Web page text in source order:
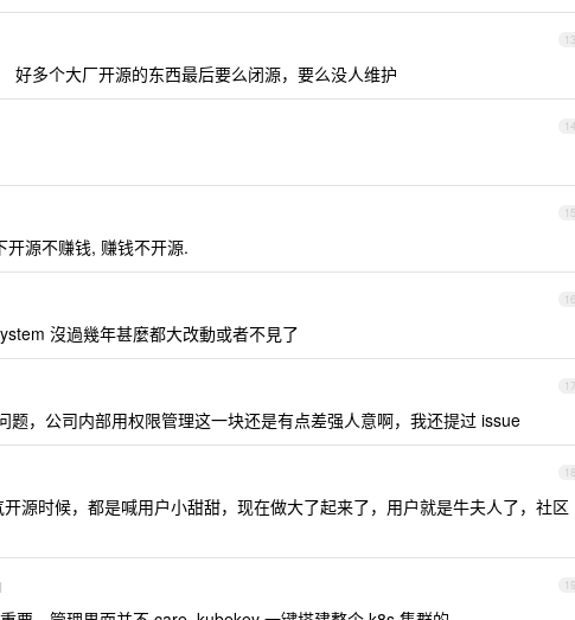
13
好多个大厂开源的东西最后要么闭源，要么没人维护
14
15
源不赚钱, 赚钱不开源.
16
沒過幾年甚麼都大改動或者不見了
17
题，公司内部用权限管理这一块还是有点差强人意啊，我还提过 issue
18
源时候，都是喊用户小甜甜，现在做大了起来了，用户就是牛夫人了，社区
19